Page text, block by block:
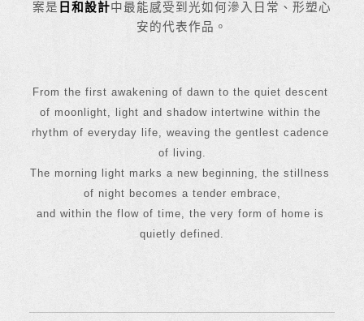
案是 日和設計中最能感受到光如何滲入日常、形塑心
安的代表作品。
From the first awakening of dawn to the quiet descent
of moonlight, light and shadow intertwine within the
rhythm of everyday life, weaving the gentlest cadence
of living.
The morning light marks a new beginning, the stillness
of night becomes a tender embrace,
and within the flow of time, the very form of home is
quietly defined.